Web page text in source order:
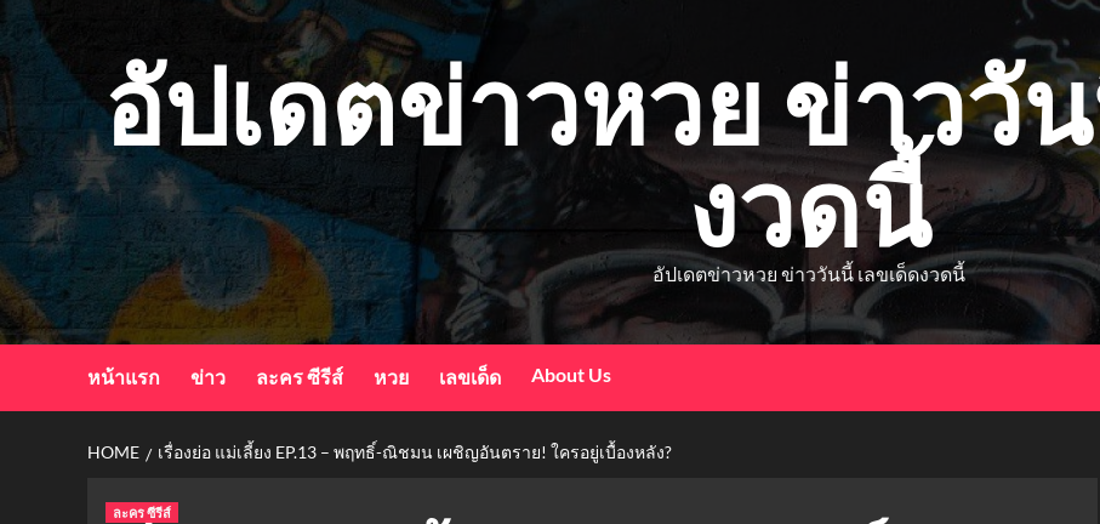
content
อัปเดตข่าวหวย ข่าววั
งวดนี้
อัปเดตข่าวหวย ข่าววันนี้ เลขเด็ดงวดนี้
หน้าแรก ข่าว ละคร ซีรีส์ หวย เลขเด็ด About Us
HOME เรื่องย่อ แม่เลี้ยง EP.13 – พฤทธิ์-ณิชมน เผชิญอันตราย! ใครอยู่เบื้องหลัง?
ละคร ซีรีส์